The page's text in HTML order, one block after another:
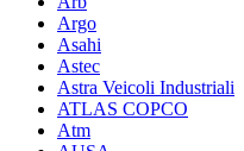
Argo
Asahi
Astec
Astra Veicoli Industriali
ATLAS COPCO
Atm